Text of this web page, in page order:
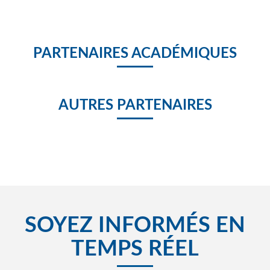
PARTENAIRES ACADÉMIQUES
AUTRES PARTENAIRES
SOYEZ INFORMÉS EN
TEMPS RÉEL